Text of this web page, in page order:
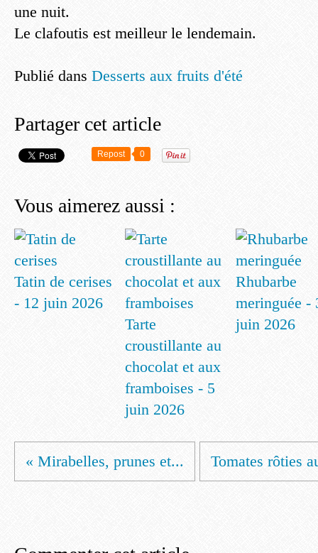
une nuit.
Le clafoutis est meilleur le lendemain.
Publié dans Desserts aux fruits d'été
Partager cet article
Repost 0
Vous aimerez aussi :
Tatin de cerises
- 12 juin 2026
Tarte
croustillante au
chocolat et aux
framboises - 5
juin 2026
Rhubarbe
meringuée -
juin 2026
« Mirabelles, prunes et... Tomates rôties